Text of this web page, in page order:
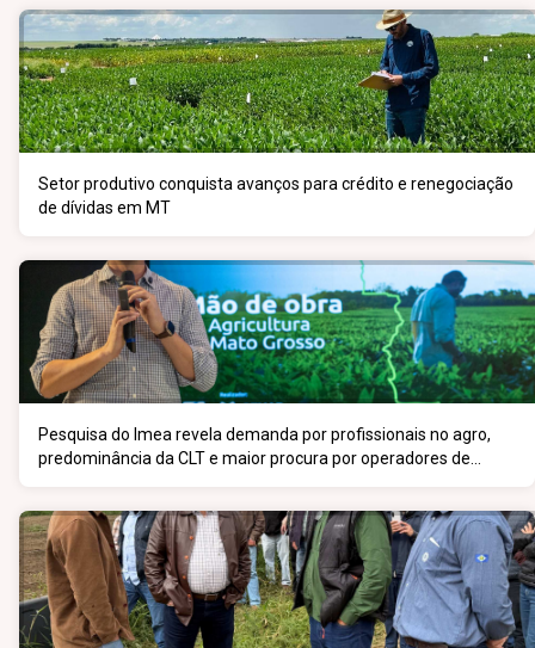
Setor produtivo conquista avanços para crédito e renegociação
de dívidas em MT
Pesquisa do Imea revela demanda por profissionais no agro,
predominância da CLT e maior procura por operadores de